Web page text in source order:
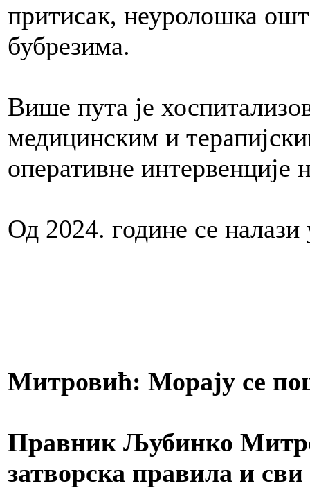
притисак, неуролошка
бубрезима.
Више пута је
медицинским и
оперативне интервенције
Од 2024. године се
Митровић: Морају се
Правник Љубинко
затворска правила и